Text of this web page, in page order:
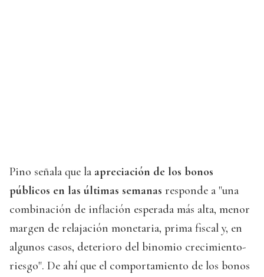
Pino señala que la apreciación de los bonos
públicos en las últimas semanas responde a "una
combinación de inflación esperada más alta, menor
margen de relajación monetaria, prima fiscal y, en
algunos casos, deterioro del binomio crecimiento-
riesgo". De ahí que el comportamiento de los bonos